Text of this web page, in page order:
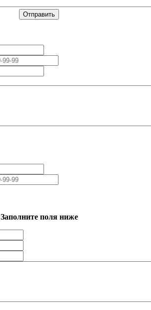
Заполните поля ниже